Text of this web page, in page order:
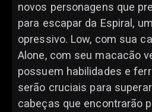
novos personagens que
para escapar da Espiral,
opressivo. Low, com sua
Alone, com seu macacão
possuem habilidades e
serão cruciais para
cabeças que encontrarão